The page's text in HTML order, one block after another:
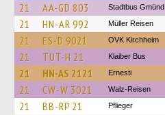
21 AA-GD 803 Stadtbus Gmünd
21 HN-AR 992 Müller Reisen
21 ES-D 9021 OVK Kirchheim
21 TUT-H 21 Klaiber Bus
21 HN-AS 2121 Ernesti
21 CW-W 3021 Walz-Reisen
21 BB-RP 21 Pflieger